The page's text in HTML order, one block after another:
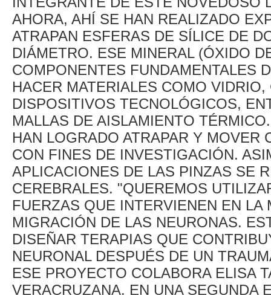
AHORA, AHÍ SE HAN REALIZADO
ATRAPAN ESFERAS DE SÍLICE DE
DIÁMETRO. ESE MINERAL (ÓXIDO
COMPONENTES FUNDAMENTALES
HACER MATERIALES COMO
DISPOSITIVOS TECNOLÓGICOS,
MALLAS DE AISLAMIENTO
HAN LOGRADO ATRAPAR Y MOVER
CON FINES DE INVESTIGACIÓN.
APLICACIONES DE LAS PINZAS SE
CEREBRALES. "QUEREMOS
FUERZAS QUE INTERVIENEN EN
MIGRACIÓN DE LAS NEURONAS.
DISEÑAR TERAPIAS QUE
NEURONAL DESPUÉS DE UN
ESE PROYECTO COLABORA ELISA
VERACRUZANA. EN UNA SEGUNDA